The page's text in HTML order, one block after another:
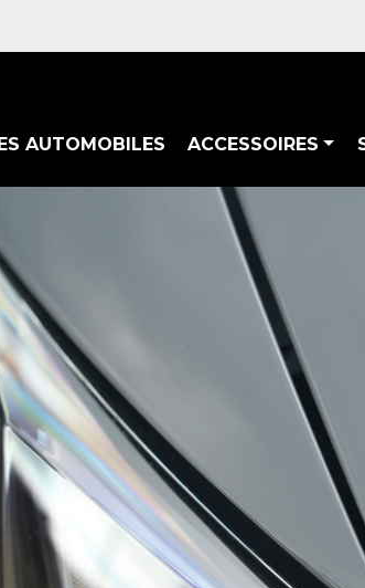
AUTOMOBILES ACCESSOIRES